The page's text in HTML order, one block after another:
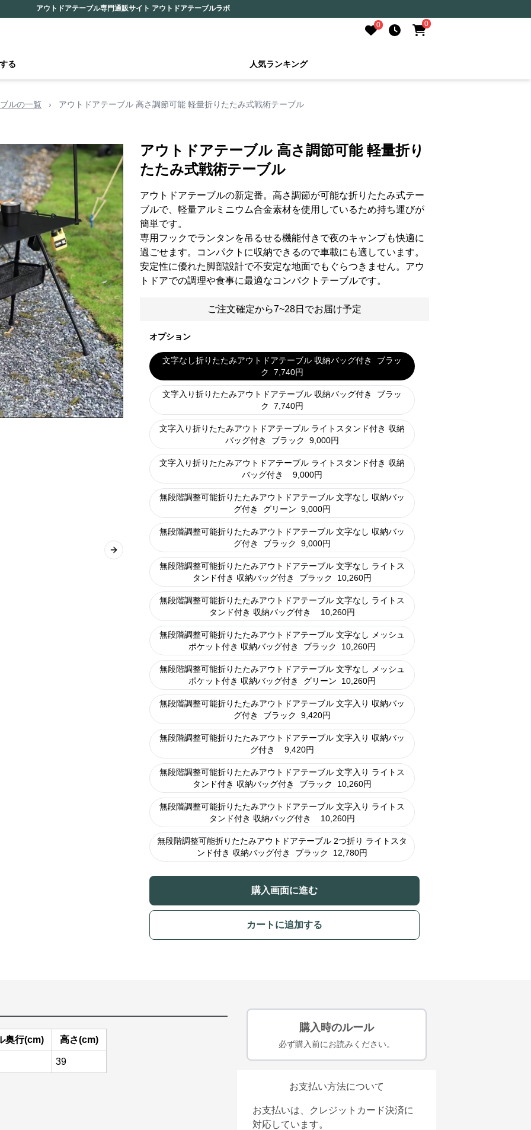
アウトドアテーブル専門通販サイト アウトドアテーブルラボ
0
0
る 人気ランキング
ルの一覧 › アウトドアテーブル 高さ調節可能 軽量折りたたみ式戦術テーブル
Next slide
アウトドアテーブル 高さ調節可能 軽量折り
たたみ式戦術テーブル
アウトドアテーブルの新定番。高さ調節が可能な折りたたみ式テー
ブルで、軽量アルミニウム合金素材を使用しているため持ち運びが
簡単です。
専用フックでランタンを吊るせる機能付きで夜のキャンプも快適に
過ごせます。コンパクトに収納できるので車載にも適しています。
安定性に優れた脚部設計で不安定な地面でもぐらつきません。アウ
トドアでの調理や食事に最適なコンパクトテーブルです。
ご注文確定から7~28日でお届け予定
オプション
文字なし折りたたみアウトドアテーブル 収納バッグ付き
ブラッ
ク
7,740円
文字入り折りたたみアウトドアテーブル 収納バッグ付き
ブラッ
ク
7,740円
文字入り折りたたみアウトドアテーブル ライトスタンド付き 収納
バッグ付き
ブラック 9,000円
文字入り折りたたみアウトドアテーブル ライトスタンド付き 収納
バッグ付き
9,000円
無段階調整可能折りたたみアウトドアテーブル 文字なし 収納バッ
グ付き
グリーン 9,000円
無段階調整可能折りたたみアウトドアテーブル 文字なし 収納バッ
グ付き
ブラック 9,000円
無段階調整可能折りたたみアウトドアテーブル 文字なし ライトス
タンド付き 収納バッグ付き
ブラック 10,260円
無段階調整可能折りたたみアウトドアテーブル 文字なし ライトス
タンド付き 収納バッグ付き
10,260円
無段階調整可能折りたたみアウトドアテーブル 文字なし メッシュ
ポケット付き 収納バッグ付き
ブラック 10,260円
無段階調整可能折りたたみアウトドアテーブル 文字なし メッシュ
ポケット付き 収納バッグ付き
グリーン 10,260円
無段階調整可能折りたたみアウトドアテーブル 文字入り 収納バッ
グ付き
ブラック 9,420円
無段階調整可能折りたたみアウトドアテーブル 文字入り 収納バッ
グ付き
9,420円
無段階調整可能折りたたみアウトドアテーブル 文字入り ライトス
タンド付き 収納バッグ付き
ブラック 10,260円
無段階調整可能折りたたみアウトドアテーブル 文字入り ライトス
タンド付き 収納バッグ付き
10,260円
無段階調整可能折りたたみアウトドアテーブル 2つ折り ライトスタ
ンド付き 収納バッグ付き
ブラック 12,780円
購入画面に進む
カートに追加する
奥行(cm) 高さ(cm)
39
購入時のルール
必ず購入前にお読みください。
お支払い方法について
お支払いは、クレジットカード決済に
対応しています。